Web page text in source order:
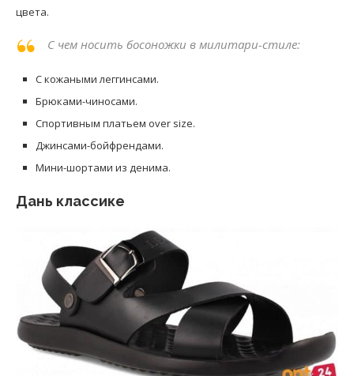
цвета.
С чем носить босоножки в милитари-стиле:
С кожаными леггинсами.
Брюками-чиносами.
Спортивным платьем over size.
Джинсами-бойфрендами.
Мини-шортами из денима.
Дань классике